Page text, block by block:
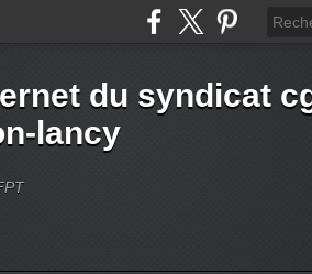
du syndicat
lancy